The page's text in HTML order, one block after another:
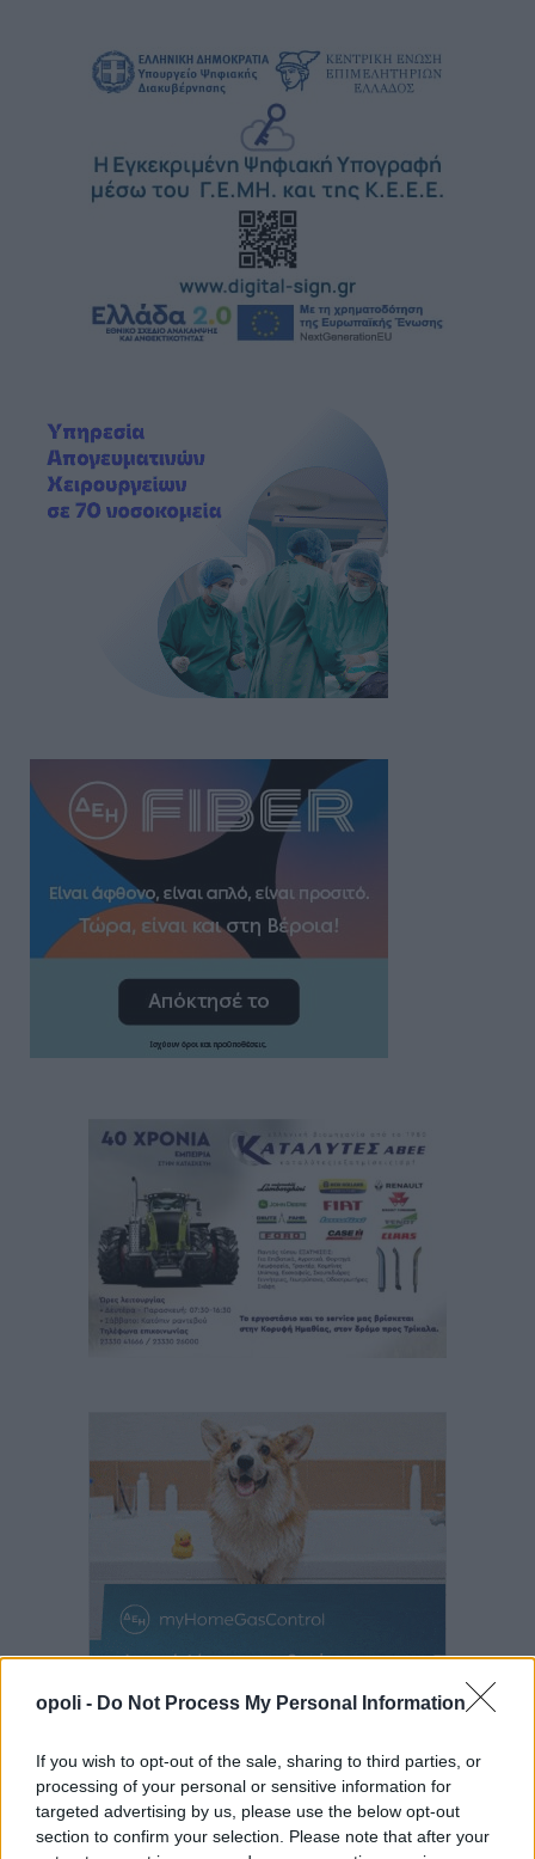
opoli - Do Not Process My Personal Information
If you wish to opt-out of the sale, sharing to third parties, or
processing of your personal or sensitive information for
targeted advertising by us, please use the below opt-out
section to confirm your selection. Please note that after your